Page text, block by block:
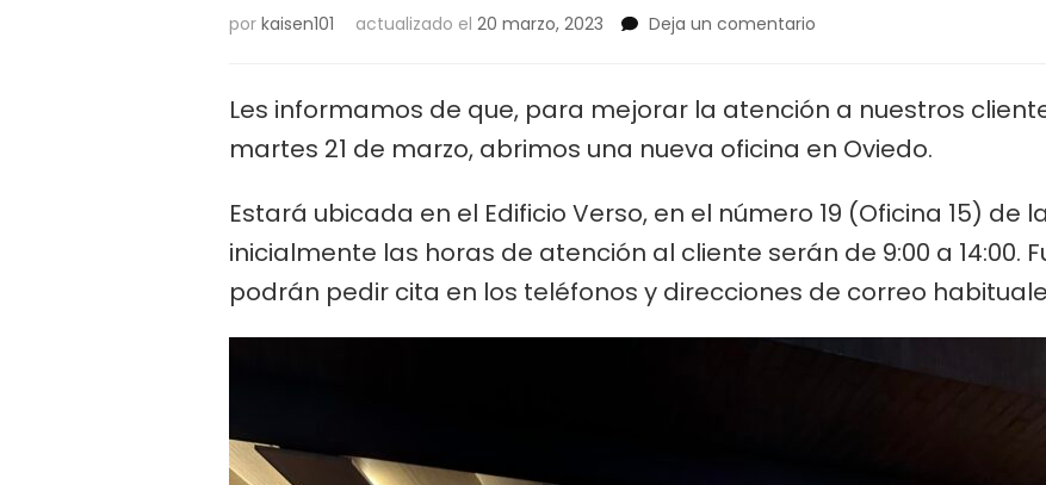
por kaisen101 actualizado el 20 marzo, 2023 Deja un comentario
de
nueva
en
Oviedo.
Les informamos de que, para mejorar la atención a nuestros
martes 21 de marzo, abrimos una nueva oficina en Oviedo.
Estará ubicada en el Edificio Verso, en el número 19 (Oficina 15) de
inicialmente las horas de atención al cliente serán de 9:00 a 14:00.
podrán pedir cita en los teléfonos y direcciones de correo